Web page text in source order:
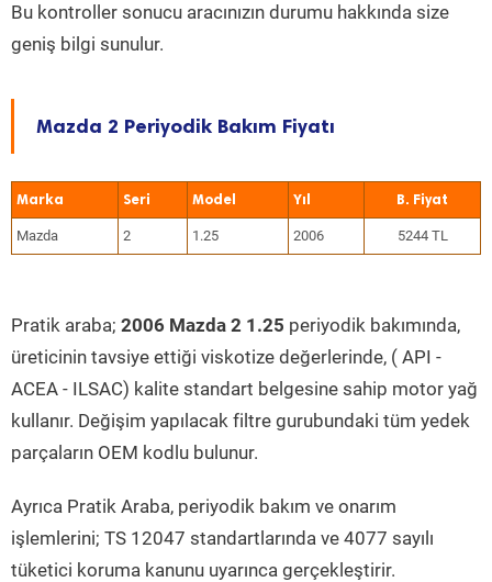
Bu kontroller sonucu aracınızın durumu hakkında size
geniş bilgi sunulur.
Mazda 2 Periyodik Bakım Fiyatı
Marka Seri Model Yıl
Mazda 2 1.25 2006 5244 TL
Pratik araba; 2006 Mazda 2 1.25 periyodik bakımında,
üreticinin tavsiye ettiği viskotize değerlerinde, ( API -
ACEA - ILSAC) kalite standart belgesine sahip motor yağ
kullanır. Değişim yapılacak filtre gurubundaki tüm yedek
parçaların OEM kodlu bulunur.
Ayrıca Pratik Araba, periyodik bakım ve onarım
işlemlerini; TS 12047 standartlarında ve 4077 sayılı
tüketici koruma kanunu uyarınca gerçekleştirir.